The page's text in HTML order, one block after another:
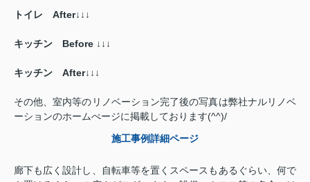
トイレ After↓↓↓
キッチン Before ↓↓↓
キッチン After↓↓↓
その他、室内等のリノベーション完了後の写真は弊社ナルリノベ
ーションのホームぺージに掲載しております(^^)/
施工事例詳細ページ
廊下も広く設計し、自転車等を置くスペースもあるぐらい、何で